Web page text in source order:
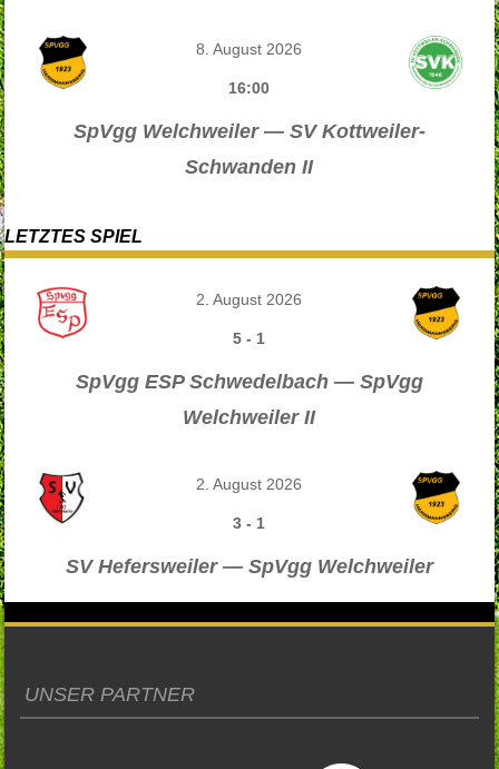
8. August 2026
16:00
SpVgg Welchweiler — SV Kottweiler-
Schwanden II
LETZTES SPIEL
2. August 2026
5 - 1
SpVgg ESP Schwedelbach — SpVgg
Welchweiler II
2. August 2026
3 - 1
SV Hefersweiler — SpVgg Welchweiler
UNSER PARTNER